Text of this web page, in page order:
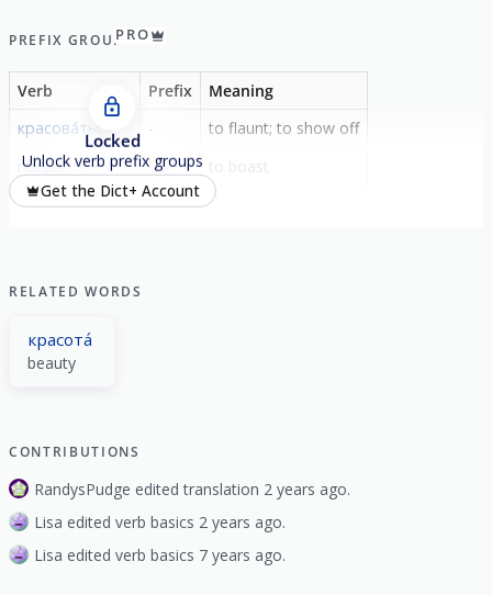
PREFIX GROUPPRO
Verb Prefix
Meaning
красова́ться
-
to flaunt; to show off
покрасова́ться
по-
Locked
Unlock verb prefix groups
Get the Dict+ Account
RELATED WORDS
красота́
beauty
CONTRIBUTIONS
RandysPudge edited translation 2 years ago.
Lisa edited verb basics 2 years ago.
Lisa edited verb basics 7 years ago.